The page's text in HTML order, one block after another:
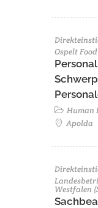
Ospelt
Human
Apolda
Westfalen